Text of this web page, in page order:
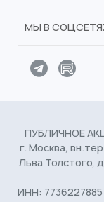
МЫ В
ПУБЛИЧНОЕ
г. Москва,
Льва Толстого,
ИНН: